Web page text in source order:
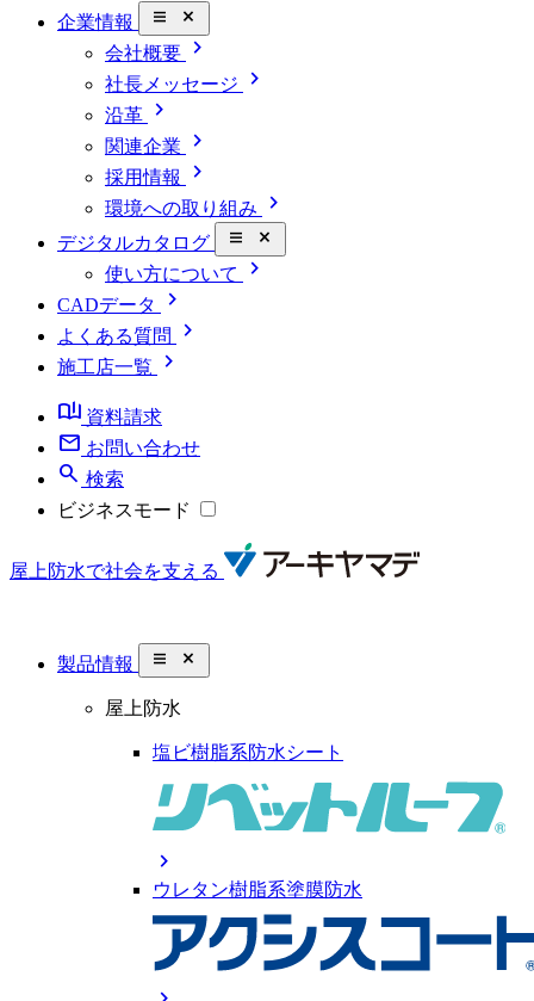
企業情報 close_small
会社概要 chevron_right
社長メッセージ chevron_right
沿革 chevron_right
関連企業 chevron_right
採用情報 chevron_right
環境への取り組み chevron_right
デジタルカタログ close_small
使い方について chevron_right
CADデータ chevron_right
よくある質問 chevron_right
施工店一覧
chevron_right
book_ribbon 資料請求
mail お問い合わせ
search 検索
ビジネスモード
屋上防水で社会を支える
製品情報 close_small
屋上防水
塩ビ樹脂系防水シート
chevron_right
ウレタン樹脂系塗膜防水